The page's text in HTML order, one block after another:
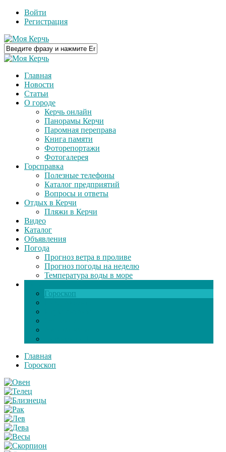
Войти
Регистрация
Главная
Новости
Статьи
О городе
Керчь онлайн
Панорамы Керчи
Паромная переправа
Книга памяти
Фоторепортажи
Фотогалерея
Горсправка
Полезные телефоны
Каталог предприятий
Вопросы и ответы
Отдых в Керчи
Пляжи в Керчи
Видео
Каталог
Объявления
Погода
Прогноз ветра в проливе
Прогноз погоды на неделю
Температура воды в море
Гороскоп
Главная
Гороскоп